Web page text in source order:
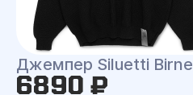
Джемпер Siluetti Birne
6890 ₽